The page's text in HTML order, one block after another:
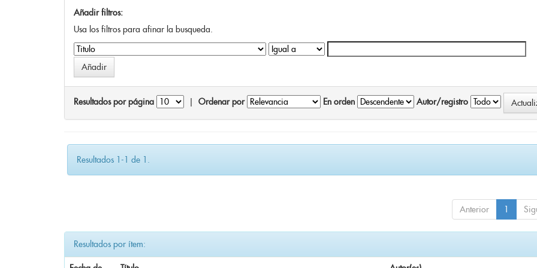
Añadir filtros:
Usa los filtros para afinar la busqueda.
Resultados por página Ordenar por En orden Autor/registro
Resultados 1-1 de 1.
Anterior 1
Resultados por ítem: